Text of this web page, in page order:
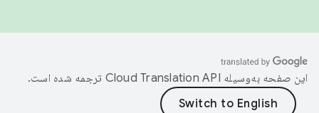
این صفحه به‌وسیله ترجمه شده است.